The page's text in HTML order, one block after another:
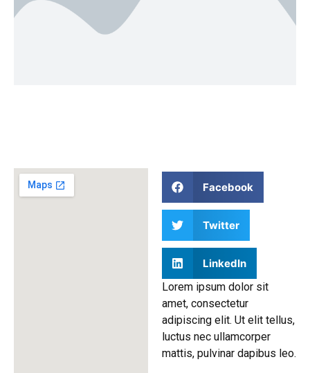
Facebook
Twitter
LinkedIn
Lorem ipsum dolor sit
amet, consectetur
adipiscing elit. Ut elit tellus,
luctus nec ullamcorper
mattis, pulvinar dapibus leo.